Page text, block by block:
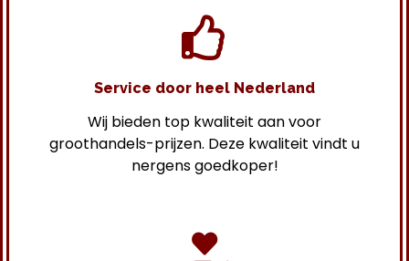
Service door heel Nederland
Wij bieden top kwaliteit aan voor
groothandels-prijzen. Deze kwaliteit vindt u
nergens goedkoper!